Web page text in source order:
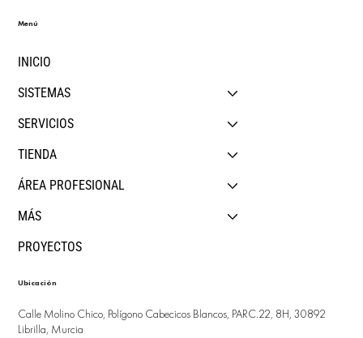
INICIO
SISTEMAS
SERVICIOS
TIENDA
ÁREA PROFESIONAL
MÁS
PROYECTOS
Menú
Ubicación
Calle Molino Chico, Polígono Cabecicos Blancos, PARC.22, 8H, 30892
Librilla, Murcia